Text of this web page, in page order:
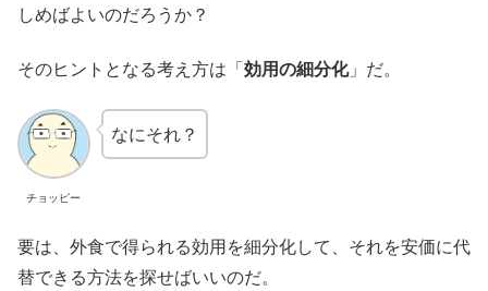
しめばよいのだろうか？
そのヒントとなる考え方は「効用の細分化」だ。
チョッピー
なにそれ？
要は、外食で得られる効用を細分化して、それを安価に代
替できる方法を探せばいいのだ。